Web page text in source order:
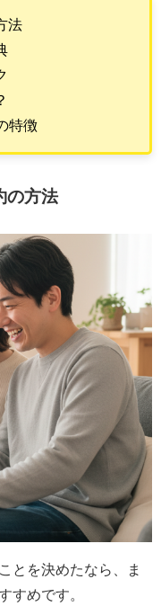
法
特徴
の方法
とを決めたなら、ま
すめです。